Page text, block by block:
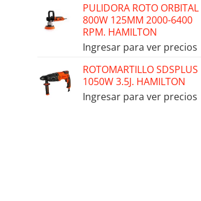
PULIDORA ROTO ORBITAL
800W 125MM 2000-6400
RPM. HAMILTON
Ingresar para ver precios
ROTOMARTILLO SDSPLUS
1050W 3.5J. HAMILTON
Ingresar para ver precios